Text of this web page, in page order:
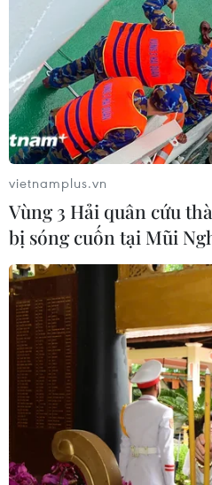
vietnamplus.vn
Vùng 3 Hải quân cứu
bị sóng cuốn tại Mũi